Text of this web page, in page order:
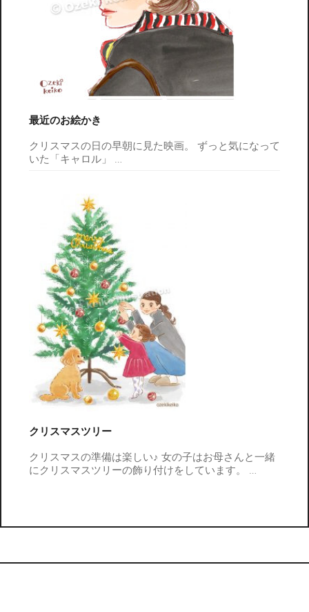
最近のお絵かき
クリスマスの日の早朝に見た映画。 ずっと気になって
いた「キャロル」 …
クリスマスツリー
クリスマスの準備は楽しい♪ 女の子はお母さんと一緒
にクリスマスツリーの飾り付けをしています。 …